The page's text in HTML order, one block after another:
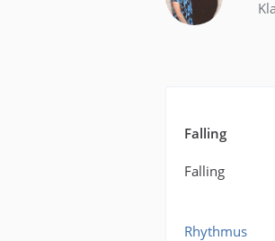
Falling
Falling
Rhythmus